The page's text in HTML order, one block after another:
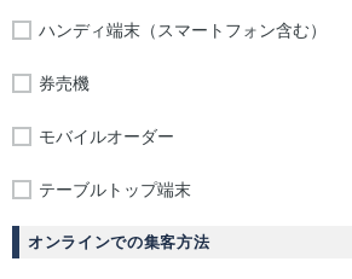
ハンディ端末（スマートフォン含む）
券売機
モバイルオーダー
テーブルトップ端末
オンラインでの集客方法